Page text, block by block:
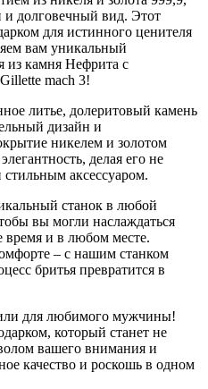
долговечный вид. Этот
для истинного ценителя
вам уникальный
из камня Нефрита с
mach 3!
литье, долеритовый камень
дизайн и
никелем и золотом
делая его не
аксессуаром.
станок в любой
вы могли наслаждаться
время и в любом месте.
– с нашим станком
бритья превратится в
для любимого мужчины!
который станет не
вашего внимания и
качество и роскошь в одном